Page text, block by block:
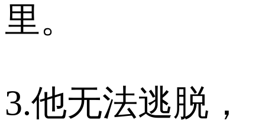
里。
3.他无法逃脱，